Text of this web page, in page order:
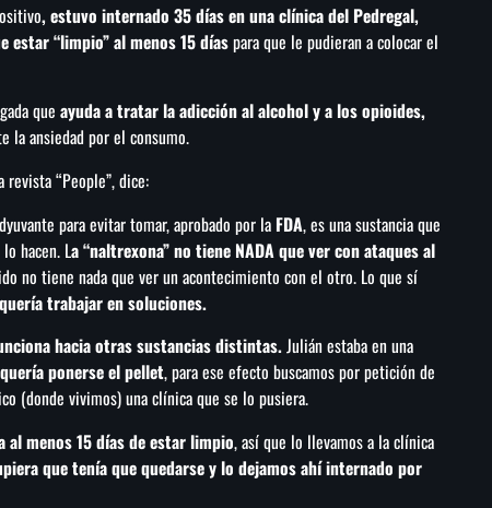
, estuvo internado 35 días en una clínica del Pedregal,
estar “limpio” al menos 15 díaspara que le pudieran a colocar el
que ayuda a tratar la adicción al alcohol y a los opioides,
la ansiedad por el consumo.
“People”, dice:
para evitar tomar, aprobado por la FDA, es una sustancia que
hacen. La “naltrexona” no tiene NADA que ver con ataques al
no tiene nada que ver un acontecimiento con el otro. Lo que sí
trabajar en soluciones.
hacia otras sustancias distintas.Julián estaba en una
ponerse el pellet, para ese efecto buscamos por petición de
(donde vivimos) una clínica que se lo pusiera.
menos 15 días de estar limpio, así que lo llevamos a la clínica
que tenía que quedarse y lo dejamos ahí internado por